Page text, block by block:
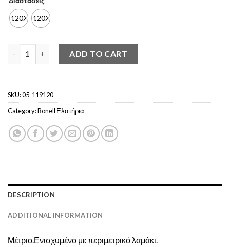
120Χ190120Χ200
ADD TO CART
SKU:05-119120
Category:Bonell Ελατήρια
DESCRIPTION
ADDITIONAL INFORMATION
Μέτριο.Ενισχυμένο με περιμετρικό λαμάκι.